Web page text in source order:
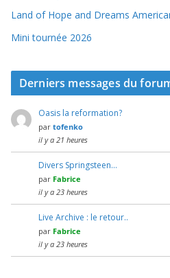
Land of Hope and Dreams
Mini tournée 2026
Derniers messages du
Oasis la reformation?
par tofenko
il y a 21 heures
Divers Springsteen…
par Fabrice
il y a 23 heures
Live Archive : le retour..
par Fabrice
il y a 23 heures